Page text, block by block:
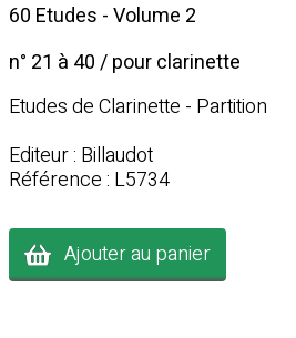
60 Etudes - Volume 2
n° 21 à 40 / pour clarinette
Etudes de Clarinette - Partition
Editeur : Billaudot
Référence : L5734
Ajouter au panier